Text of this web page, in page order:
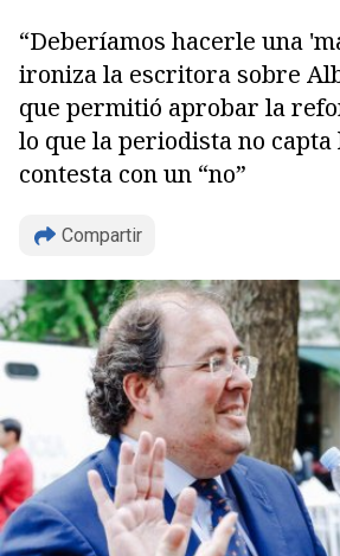
“Deberíamos hacerle una
ironiza la escritora sobre
que permitió aprobar la
lo que la periodista no
contesta con un “no”
Compartir
Copiar